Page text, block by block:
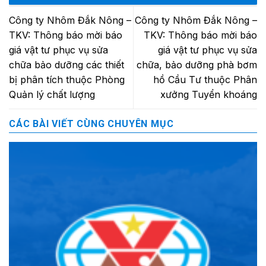
Công ty Nhôm Đắk Nông –
TKV: Thông báo mời báo
giá vật tư phục vụ sửa
chữa bảo dưỡng các thiết
bị phân tích thuộc Phòng
Quản lý chất lượng
Công ty Nhôm Đắk Nông –
TKV: Thông báo mời báo
giá vật tư phục vụ sửa
chữa, bảo dưỡng phà bơm
hồ Cầu Tư thuộc Phân
xưởng Tuyển khoáng
CÁC BÀI VIẾT CÙNG CHUYÊN MỤC